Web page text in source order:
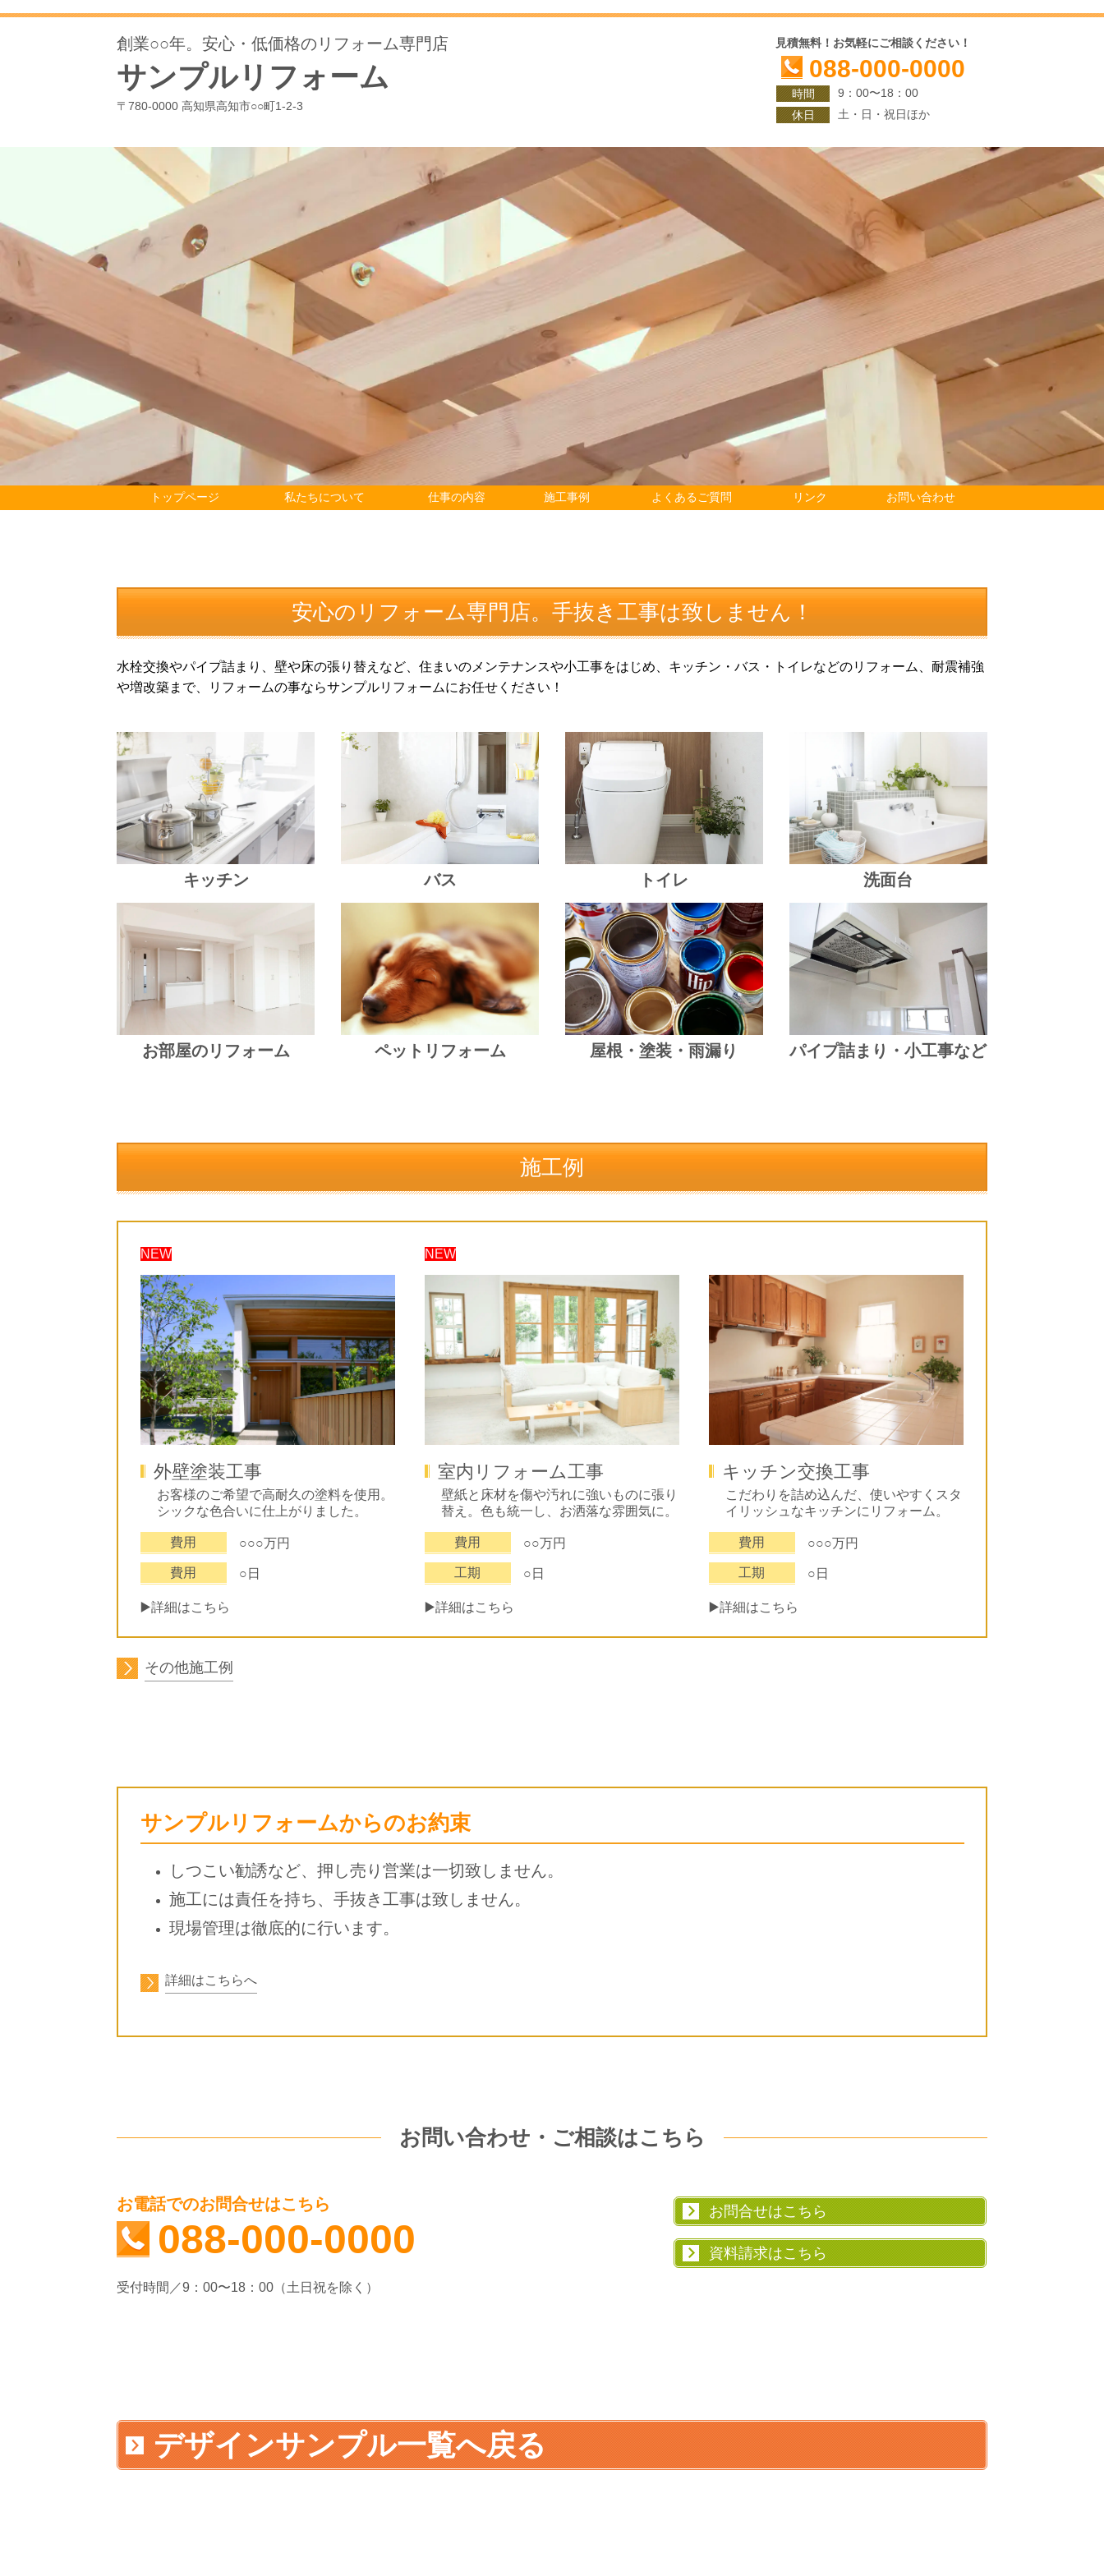
創業○○年。安心・低価格のリフォーム専門店
サンプルリフォーム
〒780-0000 高知県高知市○○町1-2-3
見積無料！お気軽にご相談ください！
088-000-0000
時間
9：00〜18：00
休日
土・日・祝日ほか
トップページ 私たちについて 仕事の内容 施工事例 よくあるご質問 リンク お問い合わせ
安心のリフォーム専門店。手抜き工事は致しません！
水栓交換やパイプ詰まり、壁や床の張り替えなど、住まいのメンテナンスや小工事をはじめ、キッチン・バス・トイレなどのリフォーム、耐震補強
や増改築まで、リフォームの事ならサンプルリフォームにお任せください！
キッチン バス トイレ 洗面台
お部屋のリフォーム ペットリフォーム 屋根・塗装・雨漏り パイプ詰まり・小工事など
施工例
NEW
外壁塗装工事
お客様のご希望で高耐久の塗料を使用。
シックな色合いに仕上がりました。
費用 ○○○万円
費用 ○日
▶️詳細はこちら
NEW
室内リフォーム工事
壁紙と床材を傷や汚れに強いものに張り
替え。色も統一し、お洒落な雰囲気に。
費用 ○○万円
工期 ○日
▶️詳細はこちら
キッチン交換工事
こだわりを詰め込んだ、使いやすくスタ
イリッシュなキッチンにリフォーム。
費用 ○○○万円
工期 ○日
▶️詳細はこちら
その他施工例
サンプルリフォームからのお約束
しつこい勧誘など、押し売り営業は一切致しません。
施工には責任を持ち、手抜き工事は致しません。
現場管理は徹底的に行います。
詳細はこちらへ
お問い合わせ・ご相談はこちら
お問合せはこちら
資料請求はこちら
お電話でのお問合せはこちら
088-000-0000
受付時間／9：00〜18：00（土日祝を除く）
デザインサンプル一覧へ戻る